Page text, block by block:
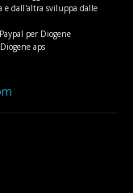
e dall'altra sviluppa dalle
per Diogene
aps